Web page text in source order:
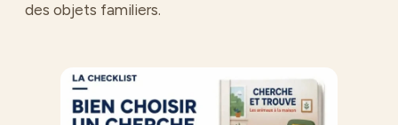
des objets familiers.